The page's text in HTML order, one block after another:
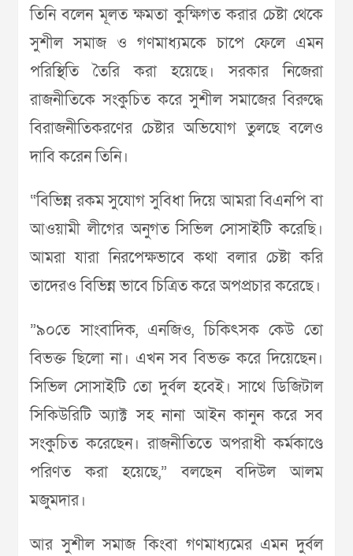
তিনি বলেন মূলত ক্ষমতা কুক্ষিগত করার চেষ্টা থেকে
সুশীল সমাজ ও গণমাধ্যমকে চাপে ফেলে এমন
পরিস্থিতি তৈরি করা হয়েছে। সরকার নিজেরা
রাজনীতিকে সংকুচিত করে সুশীল সমাজের বিরুদ্ধে
বিরাজনীতিকরণের চেষ্টার অভিযোগ তুলছে বলেও
দাবি করেন তিনি।
“বিভিন্ন রকম সুযোগ সুবিধা দিয়ে আমরা বিএনপি বা
আওয়ামী লীগের অনুগত সিভিল সোসাইটি করেছি।
আমরা যারা নিরপেক্ষভাবে কথা বলার চেষ্টা করি
তাদেরও বিভিন্ন ভাবে চিত্রিত করে অপপ্রচার করেছে।
”৯০তে সাংবাদিক, এনজিও, চিকিৎসক কেউ তো
বিভক্ত ছিলো না। এখন সব বিভক্ত করে দিয়েছেন।
সিভিল সোসাইটি তো দুর্বল হবেই। সাথে ডিজিটাল
সিকিউরিটি অ্যাক্ট সহ নানা আইন কানুন করে সব
সংকুচিত করেছেন। রাজনীতিতে অপরাধী কর্মকাণ্ডে
পরিণত করা হয়েছে,” বলছেন বদিউল আলম
মজুমদার।
আর সুশীল সমাজ কিংবা গণমাধ্যমের এমন দুর্বল